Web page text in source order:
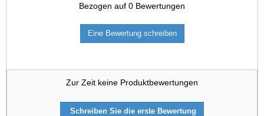
Bezogen auf 0 Bewertungen
Eine Bewertung schreiben
Zur Zeit keine Produktbewertungen
Schreiben Sie die erste Bewertung